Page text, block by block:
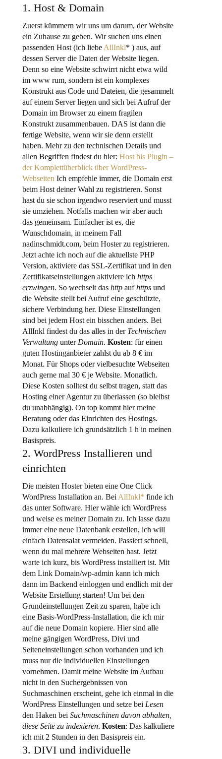
1. Host & Domain
Zuerst kümmern wir uns um darum, der Website
ein Zuhause zu geben. Wir suchen uns einen
passenden Host (ich liebe AllInkl* ) aus, auf
dessen Server die Daten der Website liegen.
Denn so eine Website schwirrt nicht etwa wild
im www rum, sondern ist ein komplexes
Konstrukt aus Code und Dateien, die gesammelt
auf einem Server liegen und sich bei Aufruf der
Domain im Browser zu einem fragilen
Konstrukt zusammenbauen. DAS ist dann die
fertige Website, wenn wir sie denn erstellt
haben. Mehr zu den technischen Details und
allen Begriffen findest du hier: Host bis Plugin –
der Komplettüberblick über WordPress-
Webseiten Ich empfehle immer, die Domain erst
beim Host deiner Wahl zu registrieren. Sonst
hast du sie schon irgendwo reserviert und musst
sie umziehen. Notfalls machen wir aber auch
das gemeinsam. Einfacher ist es, die
Wunschdomain, in meinem Fall
nadinschmidt.com, beim Hoster zu registrieren.
Jetzt achte ich noch auf die aktuellste PHP
Version, aktiviere das SSL-Zertifikat und in den
Zertifikatseinstellungen aktiviere ich https
erzwingen. So wechselt das httpaufhttpsund
die Website stellt bei Aufruf eine geschützte,
sichere Verbindung her. Diese Einstellungen
sind bei jedem Host ein bisschen anders. Bei
AllInkl findest du das alles in der Technischen
Verwaltungunter Domain. Kosten: für einen
guten Hostinganbieter zahlst du ab 8 € im
Monat. Für Shops oder vielbesuchte Webseiten
auch gerne mal 30 € je Website. Monatlich.
Diese Kosten solltest du selbst tragen, statt das
Hosting einer Agentur zu überlassen (so bleibst
du unabhängig). On top kommt hier meine
Beratung oder das Einrichten des Hostings.
Dazu kalkuliere ich grundsätzlich 1 h in meinen
Basispreis.
2. WordPress Installieren und
einrichten
Die meisten Hoster bieten eine One Click
WordPress Installation an. Bei AllInkl* finde ich
das unter Software. Hier wähle ich WordPress
und weise es meiner Domain zu. Ich lasse dazu
immer eine neue Datenbank erstellen, ich will
einfach Datensalat vermeiden. Passiert schnell,
wenn du mal mehrere Webseiten hast. Jetzt
warte ich kurz, bis WordPress installiert ist. Mit
dem Link Domain/wp-admin kann ich mich
dann im Backend einloggen und endlich mit der
Website Erstellung starten! Um bei den
Grundeinstellungen Zeit zu sparen, habe ich
eine Basis-WordPress-Installation, die ich mir
auf die neue Domain kopiere. Hier sind alle
meine gängigen WordPress, Divi und
Seiteneinstellungen schon vorhanden und ich
muss nur die individuellen Einstellungen
vornehmen. Damit meine Website im Aufbau
nicht in den Suchergebnissen von
Suchmaschinen erscheint, gehe ich einmal in die
WordPress Einstellungen und setze bei Lesen
den Haken bei Suchmaschinen davon abhalten,
diese Seite zu indexieren. Kosten: Das kalkuliere
ich mit 2 Stunden in den Basispreis ein.
3. DIVI und individuelle